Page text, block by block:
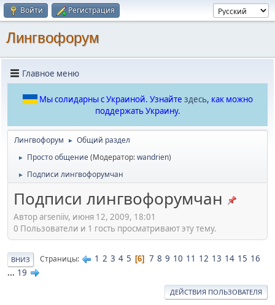
Войти Регистрация
Лингвофорум
Главное меню
Мы солидарны с Украиной. Узнайте здесь, как можно
поддержать Украину.
Лингвофорум ► Общий раздел
► Просто общение(Модератор:wandrien)
► Подписи лингвофорумчан
Подписи лингвофорумчан
Автор arseniiv, июня 12, 2009, 18:01
0 Пользователи и 1 гость просматривают эту тему.
ВНИЗ Страницы 1 2 3 4 5 6 7 8 9 10 11 12 13 14 15 16
... 19
ДЕЙСТВИЯ ПОЛЬЗОВАТЕЛЯ